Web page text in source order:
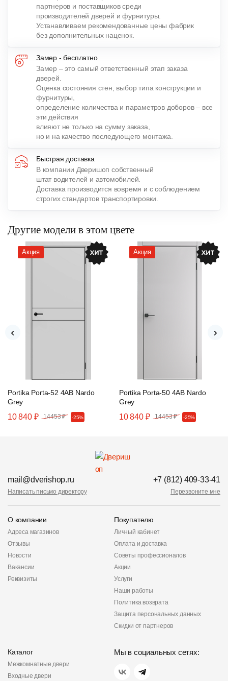
партнеров и поставщиков среди
производителей дверей и фурнитуры.
Устанавливаем рекомендованные цены фабрик
без дополнительных наценок.
Замер - бесплатно
Замер – это самый ответственный этап заказа
дверей.
Оценка состояния стен, выбор типа конструкции и
фурнитуры,
определение количества и параметров доборов – все
эти действия
влияют не только на сумму заказа,
но и на качество последующего монтажа.
Быстрая доставка
В компании Дверишоп собственный
штат водителей и автомобилей.
Доставка производится вовремя и с соблюдением
строгих стандартов транспортировки.
Другие модели в этом цвете
Акция
Portika Porta-52 4AB Nardo
Grey
10 840 ₽ 14453 ₽ -25%
Акция
Portika Porta-50 4AB Nardo
Grey
10 840 ₽ 14453 ₽ -25%
‹ ›
mail@dverishop.ru
Написать письмо директору
+7 (812) 409-33-41
Перезвоните мне
О компании
Адреса магазинов
Отзывы
Новости
Вакансии
Реквизиты
Покупателю
Личный кабинет
Оплата и доставка
Советы профессионалов
Акции
Услуги
Наши работы
Политика возврата
Защита персональных данных
Скидки от партнеров
Каталог
Межкомнатные двери
Входные двери
Мы в социальных сетях: